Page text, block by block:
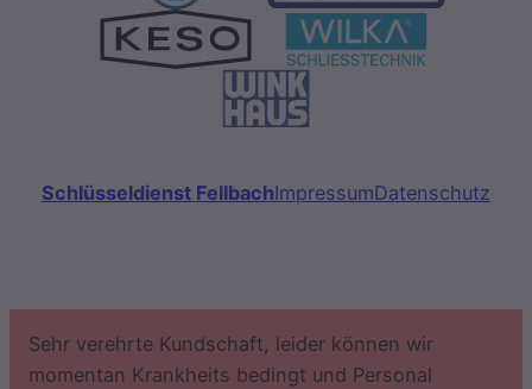
Schlüsseldienst FellbachImpressumDatenschutz
Sehr verehrte Kundschaft, leider können wir
momentan Krankheits bedingt und Personal